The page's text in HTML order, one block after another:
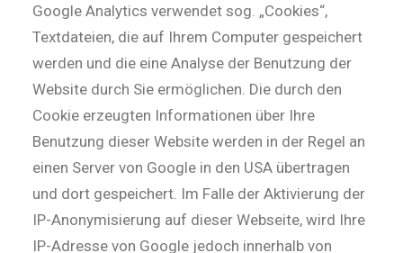
Google Analytics verwendet sog. „Cookies“,
Textdateien, die auf Ihrem Computer gespeichert
werden und die eine Analyse der Benutzung der
Website durch Sie ermöglichen. Die durch den
Cookie erzeugten Informationen über Ihre
Benutzung dieser Website werden in der Regel an
einen Server von Google in den USA übertragen
und dort gespeichert. Im Falle der Aktivierung der
IP-Anonymisierung auf dieser Webseite, wird Ihre
IP-Adresse von Google jedoch innerhalb von